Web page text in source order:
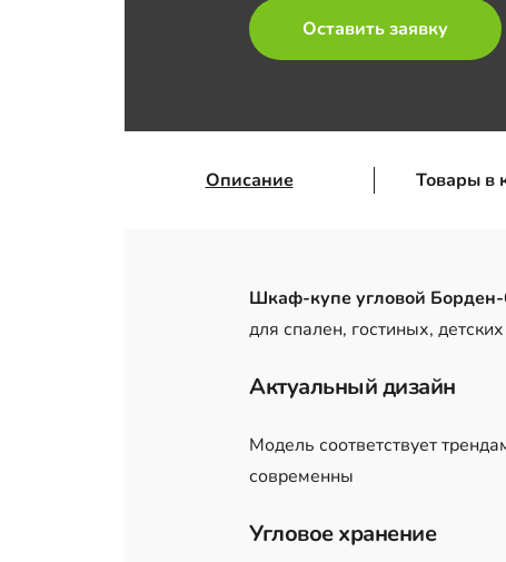
Оставить заявку
Описание Товары в
Шкаф-купе угловой
для спален, гостиных,
Актуальный дизайн
Модель соответствует
современны
Угловое хранение